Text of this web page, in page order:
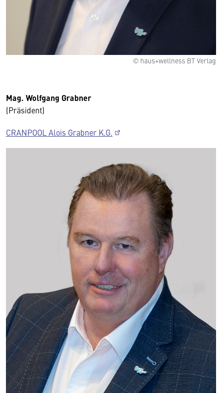
© haus+wellness BT Verlag
Mag. Wolfgang Grabner
(Präsident)
CRANPOOL Alois Grabner K.G.